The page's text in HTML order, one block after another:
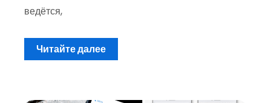
ведётся,
Читайте далее